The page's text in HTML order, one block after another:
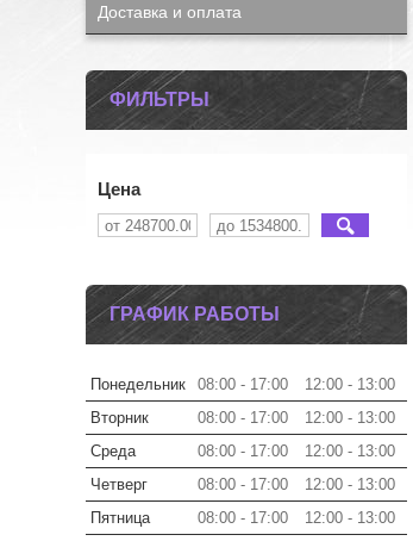
Доставка и оплата
ФИЛЬТРЫ
Цена
ГРАФИК РАБОТЫ
Понедельник 08:00 17:00 12:00
13:00
Вторник
08:00 17:00 12:00
13:00
Среда
08:00 17:00 12:00
13:00
Четверг
08:00 17:00 12:00
13:00
Пятница
08:00 17:00 12:00
13:00